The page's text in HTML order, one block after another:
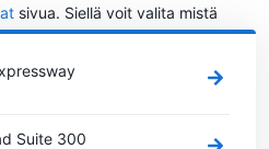
sivua. Siellä voit valita mistä
haluat vuokrata auton.
Suite 300